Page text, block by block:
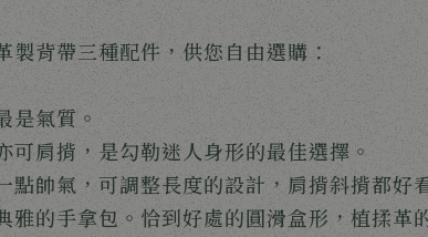
背帶三種配件，供您自由選購：
是氣質。
肩揹，是勾勒迷人身形的最佳選擇。
帥氣，可調整長度的設計，肩揹斜揹都好
雅的手拿包。恰到好處的圓滑盒形，植揉革